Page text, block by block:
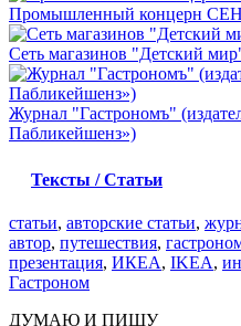
Промышленный концерн
Сеть магазинов "Детский
Журнал "Гастрономъ"
Пабликейшенз»)
Тексты / Статьи
статьи, авторские статьи,
автор, путешествия,
презентация, ИКЕА, IKEA,
Гастроном
ДУМАЮ И ПИШУ